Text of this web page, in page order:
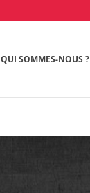
QUI SOMMES-NOUS ?